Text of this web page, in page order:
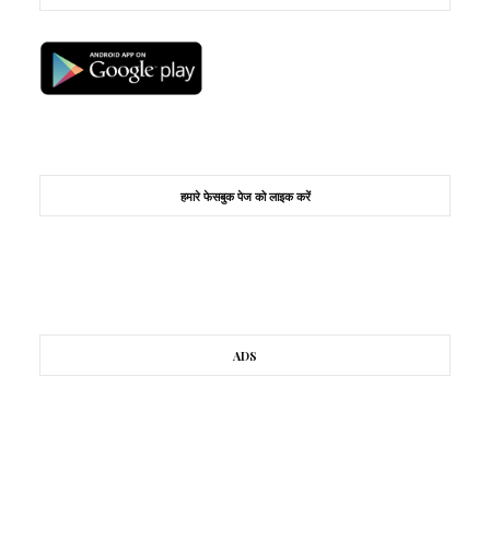
हमारे फेसबुक पेज को लाइक करें
ADS